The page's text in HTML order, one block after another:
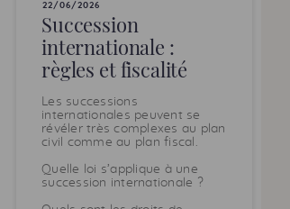
22/06/2026
Succession
internationale :
règles et fiscalité
Les successions
internationales peuvent se
révéler très complexes au plan
civil comme au plan fiscal.
Quelle loi s’applique à une
succession internationale ?